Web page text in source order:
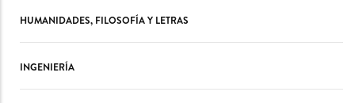
HUMANIDADES, FILOSOFÍA Y LETRAS
INGENIERÍA